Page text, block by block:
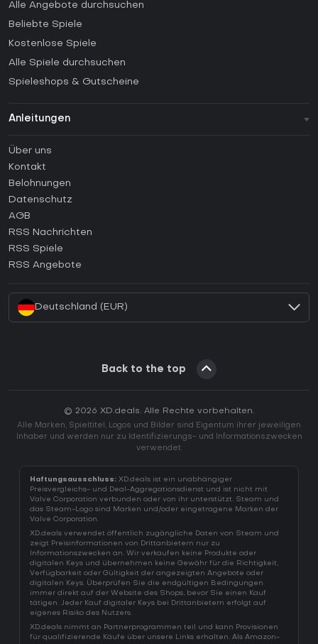
Alle Angebote durchsuchen
Beliebte Spiele
Kostenlose Spiele
Alle Spiele durchsuchen
Spieleshops & Gutscheine
Anleitungen
Anleitungen
Wie aktiviert man einen Steam CD Key?
Wie aktiviert man einen Epic Games CD Key?
Wie aktiviert man einen GOG CD Key?
Wie aktiviert man einen Ubisoft Connect CD Key?
Über uns
Kontakt
Belohnungen
Datenschutz
AGB
RSS Nachrichten
RSS Spiele
RSS Angebote
Deutschland (EUR)
Back to the top
© 2026 XD.deals. Alle Rechte vorbehalten.
Alle Marken, Spieltitel, Logos und Bilder sind Eigentum ihrer jeweiligen
Inhaber und werden nur zu Identifizierungs- und Informationszwecken
verwendet.
Haftungsausschluss: XD.deals ist ein unabhängiger
Preisvergleichs- und Deal-Aggregationsdienst und ist nicht mit
Valve Corporation verbunden oder von ihr unterstützt. Steam und
das Steam-Logo sind Marken und/oder eingetragene Marken der
Valve Corporation.
XD.deals verwendet öffentlich zugängliche Daten von Steam und
zeigt Preisinformationen von Drittanbietern nur zu
Informationszwecken an. Wir verkaufen keine Produkte oder
digitalen Keys und übernehmen keine Gewähr für die Richtigkeit,
Verfügbarkeit oder Gültigkeit der angezeigten Angebote oder
digitalen Keys. Überprüfen Sie die endgültigen Bedingungen
immer direkt auf der Website des Shops, bevor Sie einen Kauf
tätigen. Jeder Kauf digitaler Keys bei Drittanbietern erfolgt auf
eigenes Risiko des Nutzers.
XD.deals nimmt an Partnerprogrammen teil und kann Provisionen
für qualifizierende Käufe über unsere Links erhalten. Als Amazon-